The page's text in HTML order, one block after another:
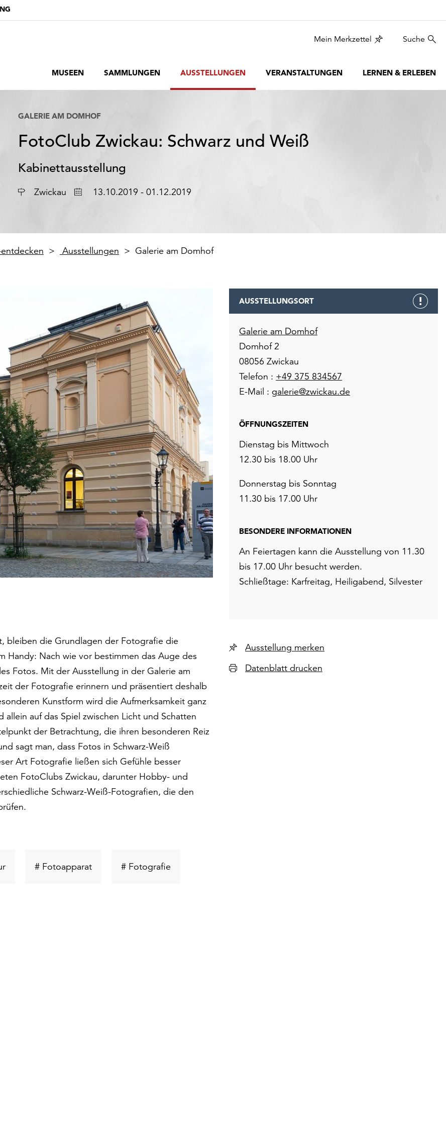
Mein Merkzettel Suche
MUSEEN SAMMLUNGEN AUSSTELLUNGEN VERANSTALTUNGEN LERNEN & ERLEBEN
GALERIE AM DOMHOF
FotoClub Zwickau: Schwarz und Weiß
Kabinettausstellung
Ort Zwickau Datum13.10.2019 - 01.12.2019
Ausstellungen Galerie am Domhof
bleiben die Grundlagen der Fotografie die
Handy: Nach wie vor bestimmen das Auge des
Fotos. Mit der Ausstellung in der Galerie am
der Fotografie erinnern und präsentiert deshalb
Kunstform wird die Aufmerksamkeit ganz
auf das Spiel zwischen Licht und Schatten
der Betrachtung, die ihren besonderen Reiz
sagt man, dass Fotos in Schwarz-Weiß
Art Fotografie ließen sich Gefühle besser
FotoClubs Zwickau, darunter Hobby- und
Schwarz-Weiß-Fotografien, die den
Schlüsselwort# FotoapparatSchlüsselwort# FotografieSchlüsselwort
AUSSTELLUNGSORT
Galerie am Domhof
Domhof 2
08056 Zwickau
Telefon : +49 375 834567
E-Mail : galerie@zwickau.de
ÖFFNUNGSZEITEN
Dienstag bis Mittwoch
12.30 bis 18.00 Uhr
Donnerstag bis Sonntag
11.30 bis 17.00 Uhr
BESONDERE INFORMATIONEN
An Feiertagen kann die Ausstellung von 11.30
bis 17.00 Uhr besucht werden.
Schließtage: Karfreitag, Heiligabend, Silvester
Ausstellung merken
Datenblatt drucken